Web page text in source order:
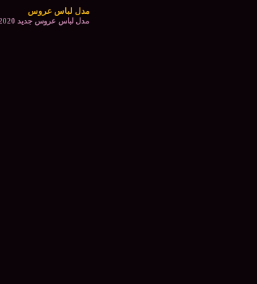
مدل لباس عروس
مدل لباس عروس جدید 2020 و لباس شب